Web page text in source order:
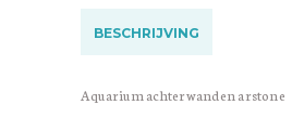
BESCHRIJVING
Aquarium achterwanden arstone